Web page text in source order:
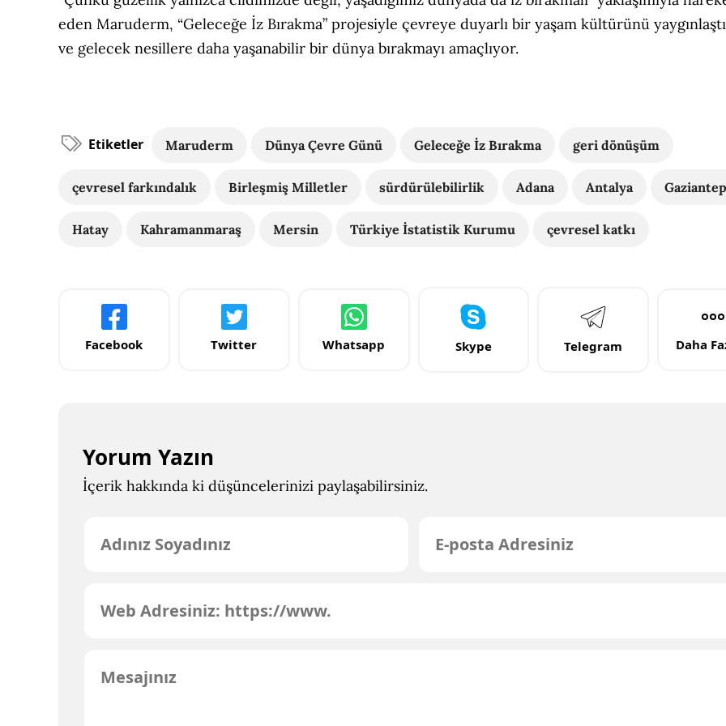
eden Maruderm, “Geleceğe İz Bırakma” projesiyle çevreye duyarlı bir yaşam kültürünü
ve gelecek nesillere daha yaşanabilir bir dünya bırakmayı amaçlıyor.
Etiketler Maruderm Dünya Çevre Günü Geleceğe İz Bırakma geri dönüşüm
çevresel farkındalık Birleşmiş Milletler sürdürülebilirlik Adana Antalya Gaziantep
Hatay Kahramanmaraş Mersin Türkiye İstatistik Kurumu çevresel katkı
Facebook Twitter Whatsapp Skype Telegram Daha
Yorum Yazın
İçerik hakkında ki düşüncelerinizi paylaşabilirsiniz.